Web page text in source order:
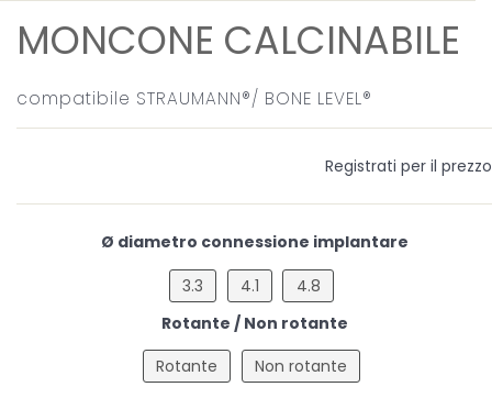
MONCONE CALCINABILE
compatibile STRAUMANN®/ BONE LEVEL®
Registrati per il prezzo
Ø diametro connessione implantare
3.3
4.1
4.8
Rotante / Non rotante
Rotante
Non rotante